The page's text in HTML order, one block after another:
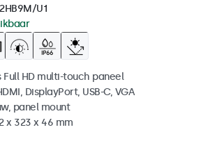
U1
Full HD multi-touch paneel
DisplayPort, USB-C, VGA
panel mount
x 323 x 46 mm